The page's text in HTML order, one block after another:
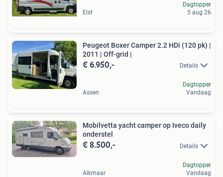
Elst
Dagtopper
5 aug 26
Peugeot Boxer Camper 2.2 HDi (120 pk) |
2011 | Off-grid |
€ 6.950,- Details
Assen
Dagtopper
Vandaag
Mobilvetta yacht camper op Iveco daily
onderstel
€ 8.500,- Details
Alkmaar
Dagtopper
Vandaag